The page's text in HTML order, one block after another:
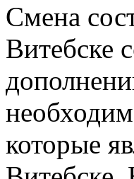
Смена
Витебске
которые